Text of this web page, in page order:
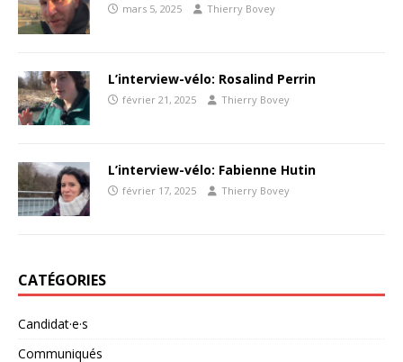
mars 5, 2025 Thierry Bovey
L’interview-vélo: Rosalind Perrin
février 21, 2025 Thierry Bovey
L’interview-vélo: Fabienne Hutin
février 17, 2025 Thierry Bovey
CATÉGORIES
Candidat·e·s
Communiqués